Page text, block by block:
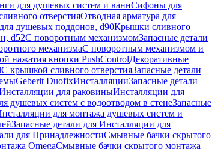
для душевых систем и ваннСифоны для
отверстияОтводная арматура для
душевых поддонов, d90Крышки сливного
d52С поворотным механизмомЗапасные детали
механизмаС поворотным механизмом и
нажатия кнопки PushControlДекоративные
С крышкой сливного отверстияЗапасные детали
Geberit DuofixИнсталляцииЗапасные детали
для раковиныИнсталляции для
душевых систем с водоотводом в стенеЗапасные
для монтажа душевых систем и
Запасные детали для Инсталляции для
для ПринадлежностиСмывные бачки скрытого
OmegaСмывные бачки скрытого монтажа